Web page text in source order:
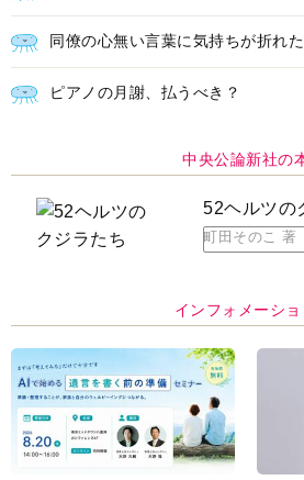
同僚の心無い言葉に気持ちが折れた
ピアノの月謝、払うべき？
中央公論新社の
52ヘルツの
町田そのこ 著
インフォメーショ